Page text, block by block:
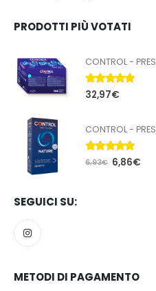
PRODOTTI PIÙ VOTATI
5.00Su 5
32,97€
5.00Su 5
6,93€ 6,86€
SEGUICI SU:
METODI DI PAGAMENTO